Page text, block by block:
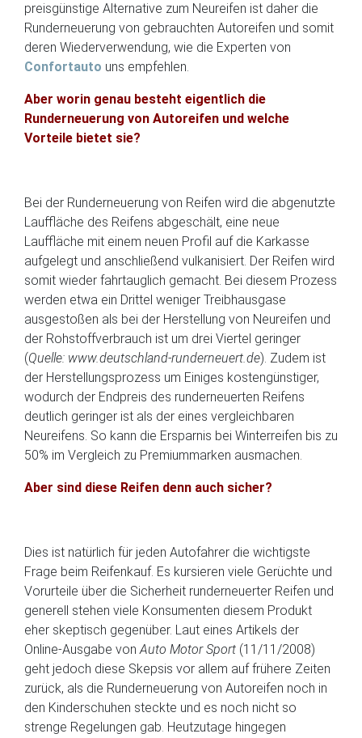
preisgünstige Alternative zum Neureifen ist daher die
Runderneuerung von gebrauchten Autoreifen und somit
deren Wiederverwendung, wie die Experten von
Confortauto uns empfehlen.
Aber worin genau besteht eigentlich die
Runderneuerung von Autoreifen und welche
Vorteile bietet sie?
Bei der Runderneuerung von Reifen wird die abgenutzte
Lauffläche des Reifens abgeschält, eine neue
Lauffläche mit einem neuen Profil auf die Karkasse
aufgelegt und anschließend vulkanisiert. Der Reifen wird
somit wieder fahrtauglich gemacht. Bei diesem Prozess
werden etwa ein Drittel weniger Treibhausgase
ausgestoßen als bei der Herstellung von Neureifen und
der Rohstoffverbrauch ist um drei Viertel geringer
(Quelle: www.deutschland-runderneuert.de). Zudem ist
der Herstellungsprozess um Einiges kostengünstiger,
wodurch der Endpreis des runderneuerten Reifens
deutlich geringer ist als der eines vergleichbaren
Neureifens. So kann die Ersparnis bei Winterreifen bis zu
50% im Vergleich zu Premiummarken ausmachen.
Aber sind diese Reifen denn auch sicher?
Dies ist natürlich für jeden Autofahrer die wichtigste
Frage beim Reifenkauf. Es kursieren viele Gerüchte und
Vorurteile über die Sicherheit runderneuerter Reifen und
generell stehen viele Konsumenten diesem Produkt
eher skeptisch gegenüber. Laut eines Artikels der
Online-Ausgabe vonAuto Motor Sport (11/11/2008)
geht jedoch diese Skepsis vor allem auf frühere Zeiten
zurück, als die Runderneuerung von Autoreifen noch in
den Kinderschuhen steckte und es noch nicht so
strenge Regelungen gab. Heutzutage hingegen